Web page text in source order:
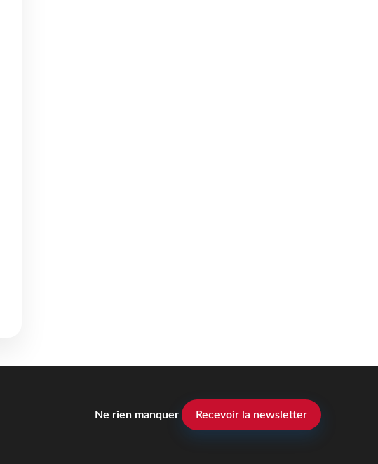
Ne rien manquer Recevoir la newsletter